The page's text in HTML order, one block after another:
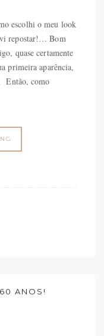
escolhi o meu look
repostar!… Bom
quase certamente
primeira aparência,
Então, como
ANOS!